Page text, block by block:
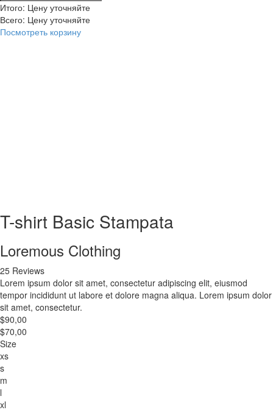
Итого: Цену уточняйте
Всего: Цену уточняйте
Посмотреть корзину
T-shirt Basic Stampata
Loremous Clothing
25 Reviews
Lorem ipsum dolor sit amet, consectetur adipiscing elit, eiusmod
tempor incididunt ut labore et dolore magna aliqua. Lorem ipsum dolor
sit amet, consectetur.
$90,00
$70,00
Size
xs
s
m
l
xl